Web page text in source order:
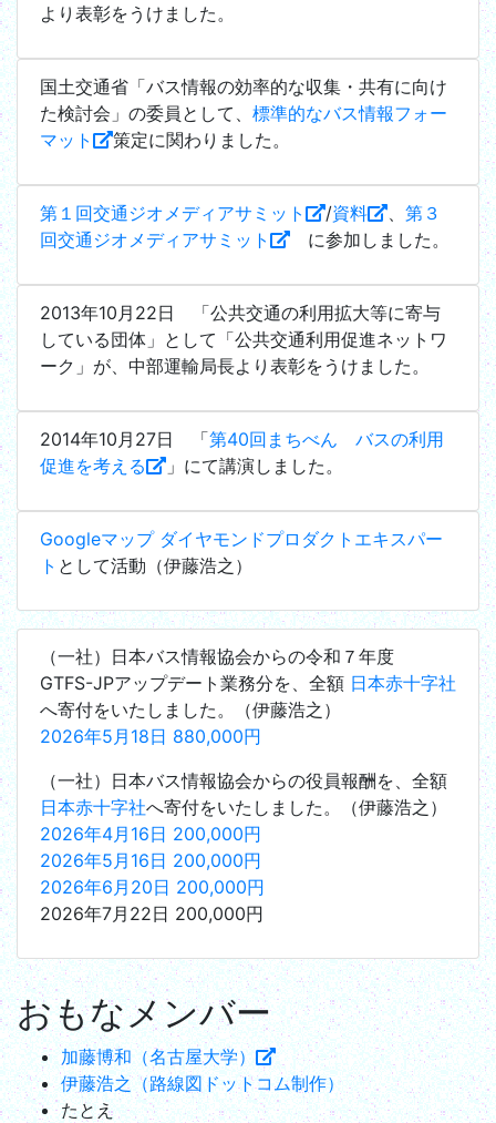
より表彰をうけました。
国土交通省「バス情報の効率的な収集・共有に向け
た検討会」の委員として、 標準的なバス情報フォー
マット
策定に関わりました。
第１回交通ジオメディアサミット /資料
第３
回交通ジオメディアサミット
に参加しました。
2013年10月22日 「公共交通の利用拡大等に寄与
している団体」として「公共交通利用促進ネットワ
ーク」が、中部運輸局長より表彰をうけました。
2014年10月27日 「第40回まちべん バスの利用
促進を考える
」にて講演しました。
Googleマップ ダイヤモンドプロダクトエキスパー
ト として活動（伊藤浩之）
（一社）日本バス情報協会からの令和７年度
GTFS-JPアップデート業務分を、全額 日本赤十字社
へ寄付をいたしました。（伊藤浩之）
2026年5月18日 880,000円
（一社）日本バス情報協会からの役員報酬を、全額
日本赤十字社へ寄付をいたしました。（伊藤浩之）
2026年4月16日 200,000円
2026年5月16日 200,000円
2026年6月20日 200,000円
2026年7月22日 200,000円
おもなメンバー
加藤博和（名古屋大学）
伊藤浩之（路線図ドットコム制作）
たとえ